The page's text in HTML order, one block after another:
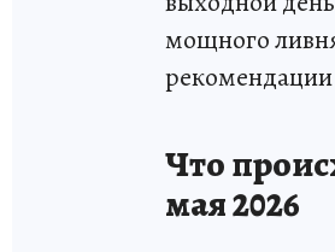
мощного
рекомендации
Что
мая 2026